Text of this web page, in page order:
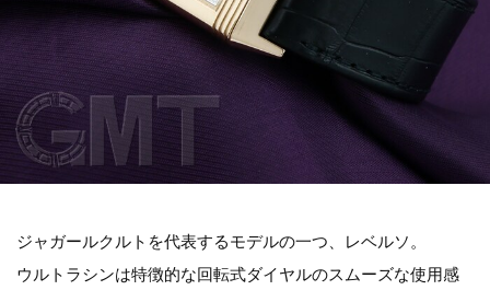
ジャガールクルトを代表するモデルの一つ、レベルソ。
ウルトラシンは特徴的な回転式ダイヤルのスムーズな使用感